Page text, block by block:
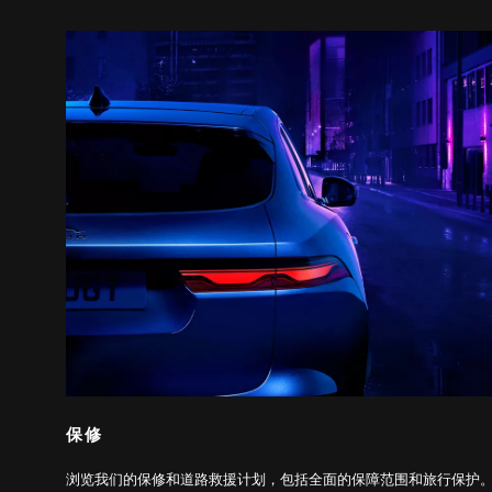
保修
浏览我们的保修和道路救援计划，包括全面的保障范围和旅行保护